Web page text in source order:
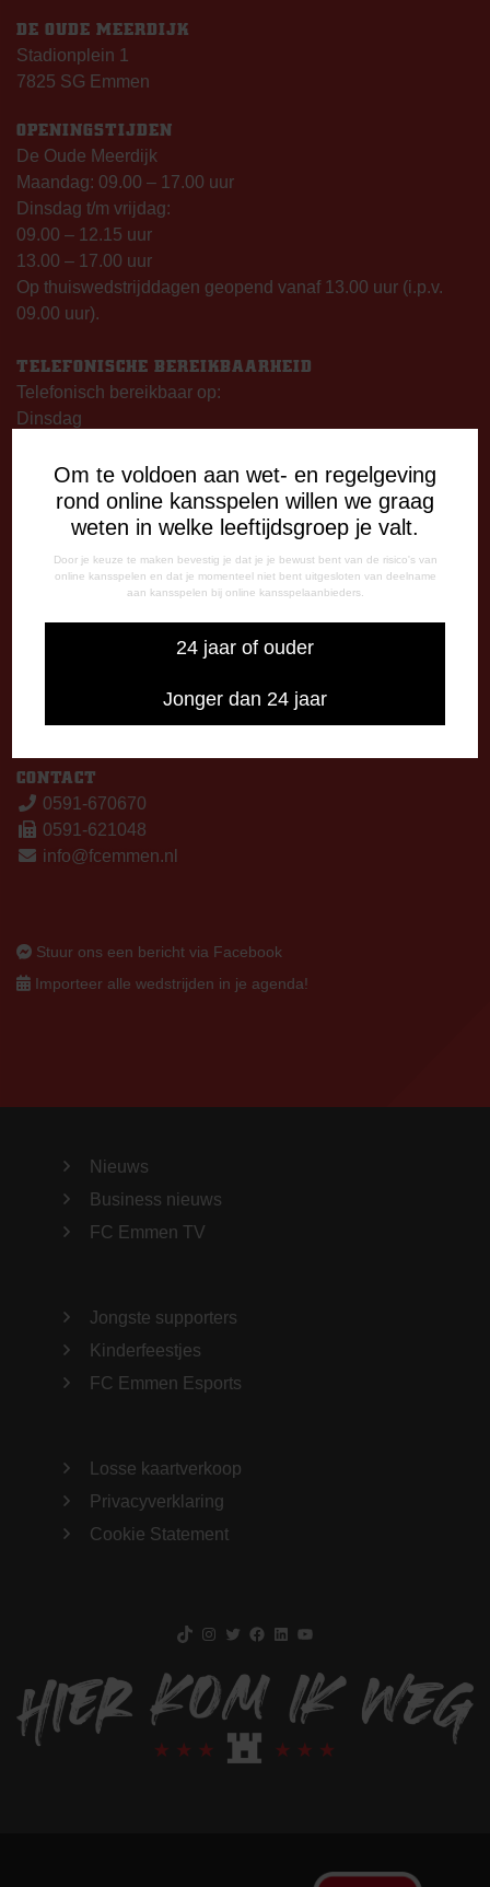
Om te voldoen aan wet- en regelgeving
rond online kansspelen willen we graag
weten in welke leeftijdsgroep je valt.
Door je keuze te maken bevestig je dat je je bewust bent van de risico's van
online kansspelen en dat je momenteel niet bent uitgesloten van deelname
aan kansspelen bij online kansspelaanbieders.
24 jaar of ouder
Jonger dan 24 jaar
DE OUDE MEERDIJK
Stadionplein 1
7825 SG Emmen
OPENINGSTIJDEN
De Oude Meerdijk
Maandag: 09.00 – 17.00 uur
Dinsdag t/m vrijdag:
09.00 – 12.15 uur
13.00 – 17.00 uur
Op thuiswedstrijddagen geopend vanaf 13.00 uur (i.p.v.
09.00 uur).
TELEFONISCHE BEREIKBAARHEID
Telefonisch bereikbaar op:
Dinsdag
13:00 - 17:00 uur
Woensdag
13:00 - 17:00 uur
09:00 - 12:15 uur
13:00 - 17:00 uur
Op thuiswedstrijddagen bereikbaar vanaf 13:00 - 20:00 uur
7800 AA Emmen
CONTACT
0591-670670
0591-621048
info@fcemmen.nl
Stuur ons een bericht via Facebook
Importeer alle wedstrijden in je agenda!
Nieuws
Business nieuws
FC Emmen TV
Jongste supporters
Kinderfeestjes
FC Emmen Esports
Losse kaartverkoop
Privacyverklaring
Cookie Statement